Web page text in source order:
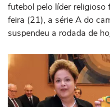
futebol pelo líder
feira (21), a série A do
suspendeu a rodada de